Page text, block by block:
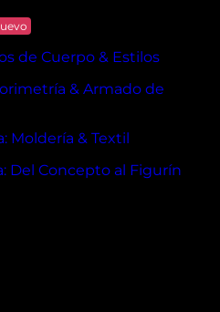
de Cuerpo & Estilos
& Armado de
Moldería & Textil
Del Concepto al Figurín